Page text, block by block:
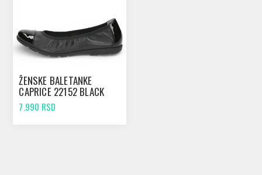
ŽENSKE BALETANKE
CAPRICE 22152 BLACK
COMB
7.990 RSD